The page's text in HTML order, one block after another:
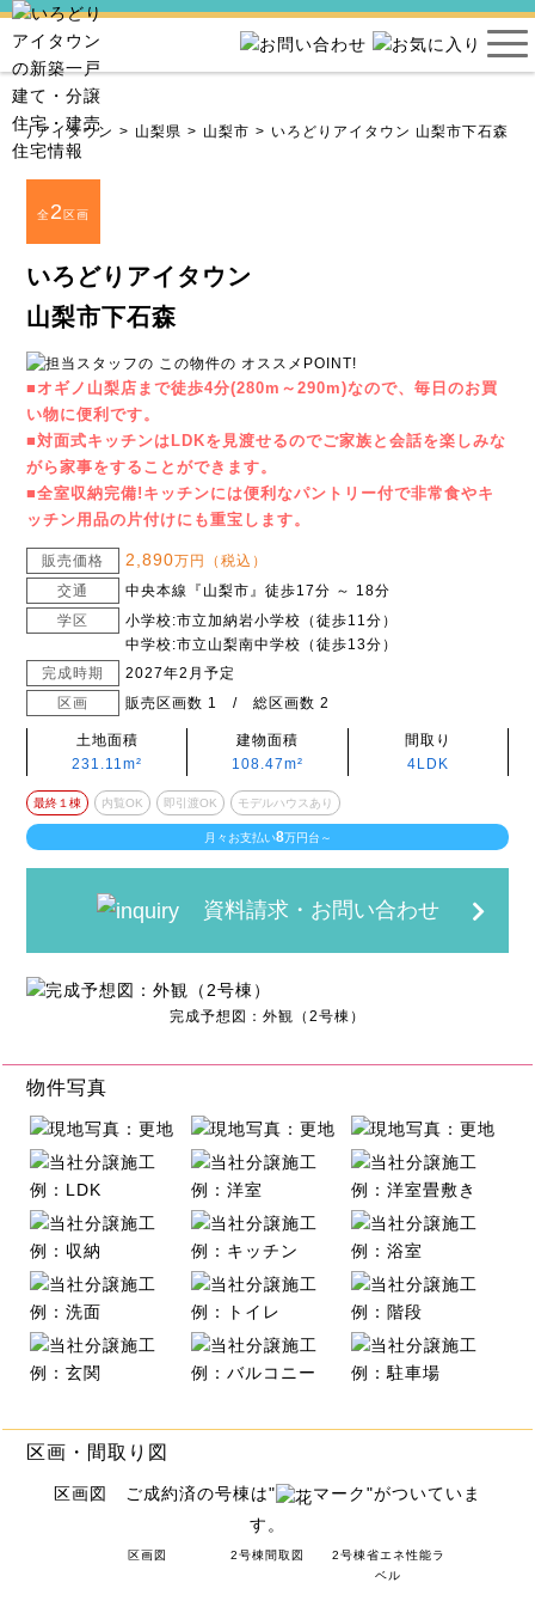
りアイタウン 山梨県 山梨市 いろどりアイタウン 山梨市下石森
全2区画
いろどりアイタウン
山梨市下石森
■オギノ山梨店まで徒歩4分(280m～290m)なので、毎日のお買
い物に便利です。
■対面式キッチンはLDKを見渡せるのでご家族と会話を楽しみな
がら家事をすることができます。
■全室収納完備!キッチンには便利なパントリー付で非常食やキ
ッチン用品の片付けにも重宝します。
販売価格 2,890万円（税込）
交通
中央本線『山梨市』徒歩17分 ～ 18分
学区
小学校:市立加納岩小学校（徒歩11分）
中学校:市立山梨南中学校（徒歩13分）
完成時期
2027年2月予定
区画
販売区画数 1 / 総区画数 2
土地面積
231.11m²
建物面積
108.47m²
間取り
4LDK
最終１棟 内覧OK 即引渡OK モデルハウスあり
月々お支払い8万円台～
資料請求・お問い合わせ
完成予想図：外観（2号棟）
区画・間取り図
区画図 ご成約済の号棟は"
マーク"がついていま
す。
区画図 2号棟間取図
2号棟省エネ性能ラ
ベル
物件写真